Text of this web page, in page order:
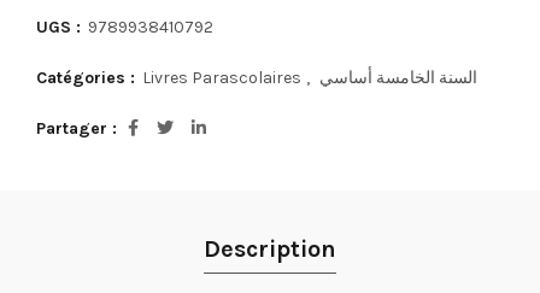
UGS : 9789938410792
Catégories : Livres Parascolaires , السنة الخامسة أساسي
Partager
Description